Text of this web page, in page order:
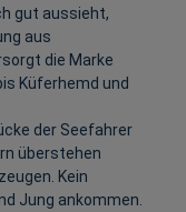
gut aussieht,
aus
die Marke
Küferhemd und
der Seefahrer
überstehen
Kein
Jung ankommen.